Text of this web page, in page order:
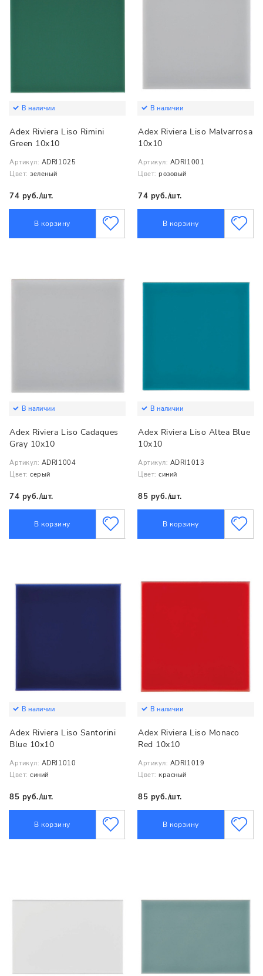
В наличии
Adex Riviera Liso Rimini
Green 10x10
Артикул: ADRI1025
Цвет: зеленый
74 руб./шт.
В корзину
В наличии
Adex Riviera Liso Malvarrosa
10x10
Артикул: ADRI1001
Цвет: розовый
74 руб./шт.
В корзину
В наличии
Adex Riviera Liso Cadaques
Gray 10x10
Артикул: ADRI1004
Цвет: серый
74 руб./шт.
В корзину
В наличии
Adex Riviera Liso Altea Blue
10x10
Артикул: ADRI1013
Цвет: синий
85 руб./шт.
В корзину
В наличии
Adex Riviera Liso Santorini
Blue 10x10
Артикул: ADRI1010
Цвет: синий
85 руб./шт.
В корзину
В наличии
Adex Riviera Liso Monaco
Red 10x10
Артикул: ADRI1019
Цвет: красный
85 руб./шт.
В корзину